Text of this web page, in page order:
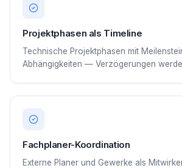
Projektphasen als Timeline
Technische Projektphasen mit
Abhängigkeiten — Verzögerungen
Fachplaner-Koordination
Externe Planer und Gewerke als